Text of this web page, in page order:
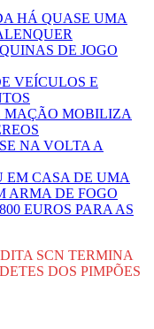
HÁ QUASE UMA
DE JOGO
VEÍCULOS E
MAÇÃO MOBILIZA
NA VOLTA A
EM CASA DE UMA
ARMA DE FOGO
EUROS PARA AS
SCN TERMINA
DOS PIMPÕES